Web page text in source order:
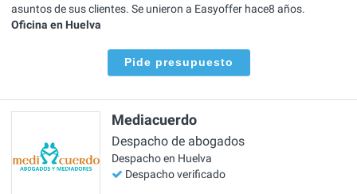
asuntos de sus clientes. Se unieron a Easyoffer hace8 años.
Oficina en Huelva
Pide presupuesto
Mediacuerdo
Despacho de abogados
Despacho en Huelva
Despacho verificado